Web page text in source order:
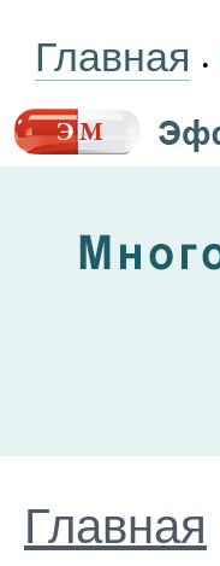
Главная •
Главная